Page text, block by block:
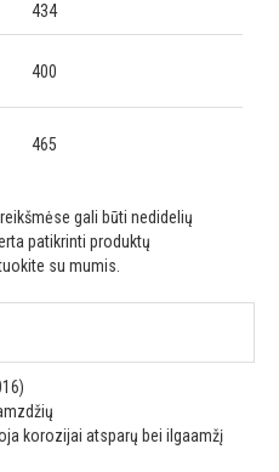
434
400
465
gali būti nedidelių
patikrinti produktų
su mumis.
korozijai atsparų bei ilgaamžį